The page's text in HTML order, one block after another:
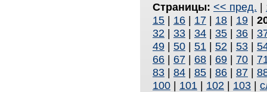
Страницы: << пред. |
15 | 16 | 17 | 18 | 19 |
32 | 33 | 34 | 35 | 36 |
49 | 50 | 51 | 52 | 53 |
66 | 67 | 68 | 69 | 70 |
83 | 84 | 85 | 86 | 87 |
100 | 101 | 102 | 103 |